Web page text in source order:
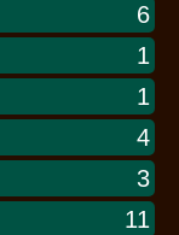
6
1
1
4
3
11